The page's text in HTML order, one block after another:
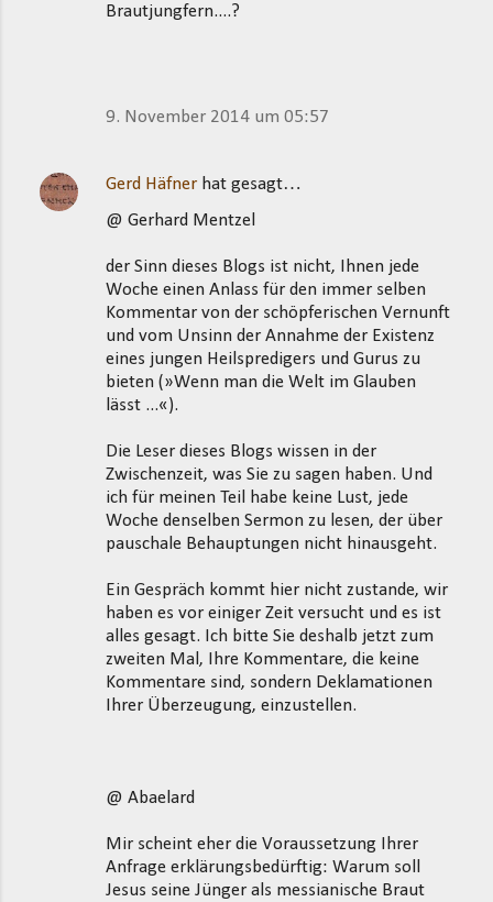
Brautjungfern....?
9. November 2014 um 05:57
Gerd Häfner hat gesagt…
@ Gerhard Mentzel
der Sinn dieses Blogs ist nicht, Ihnen jede
Woche einen Anlass für den immer selben
Kommentar von der schöpferischen Vernunft
und vom Unsinn der Annahme der Existenz
eines jungen Heilspredigers und Gurus zu
bieten (»Wenn man die Welt im Glauben
lässt ...«).
Die Leser dieses Blogs wissen in der
Zwischenzeit, was Sie zu sagen haben. Und
ich für meinen Teil habe keine Lust, jede
Woche denselben Sermon zu lesen, der über
pauschale Behauptungen nicht hinausgeht.
Ein Gespräch kommt hier nicht zustande, wir
haben es vor einiger Zeit versucht und es ist
alles gesagt. Ich bitte Sie deshalb jetzt zum
zweiten Mal, Ihre Kommentare, die keine
Kommentare sind, sondern Deklamationen
Ihrer Überzeugung, einzustellen.
@ Abaelard
Mir scheint eher die Voraussetzung Ihrer
Anfrage erklärungsbedürftig: Warum soll
Jesus seine Jünger als messianische Braut